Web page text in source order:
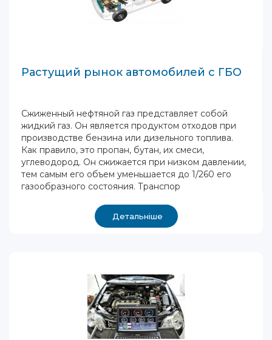
Растущий рынок автомобилей с ГБО
Сжиженный нефтяной газ представляет собой
жидкий газ. Он является продуктом отходов при
производстве бензина или дизельного топлива.
Как правило, это пропан, бутан, их смеси,
углеводород. Он сжижается при низком давлении,
тем самым его объем уменьшается до 1/260 его
газообразного состояния. Транспор
Детальніше